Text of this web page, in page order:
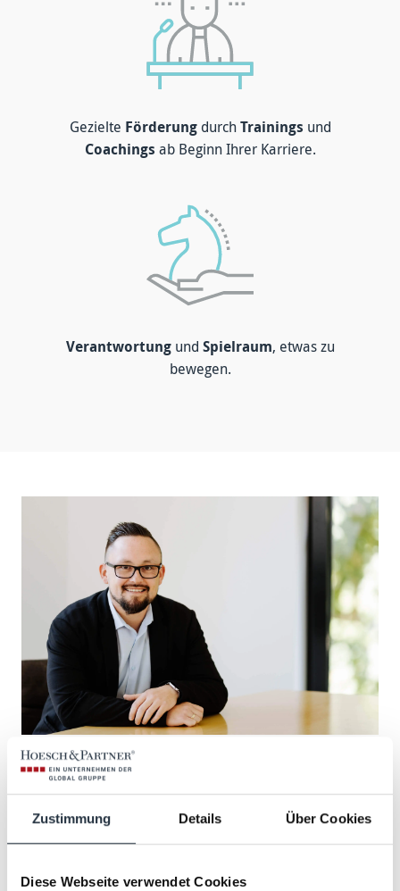
Zustimmung Details Über Cookies
Diese Webseite verwendet Cookies
Gezielte FörderungdurchTrainings und
Coachings ab Beginn Ihrer Karriere.
Verantwortungund Spielraum, etwas zu
bewegen.
Mitarbeitenden für das Hoesch &